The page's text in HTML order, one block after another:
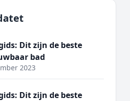
Dit zijn de beste
bad
2023
Dit zijn de beste